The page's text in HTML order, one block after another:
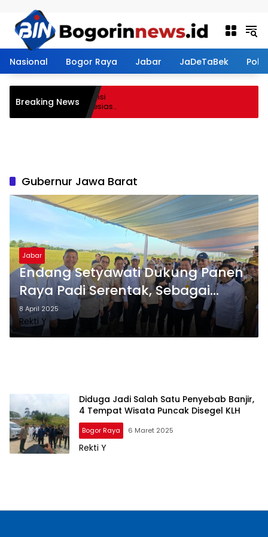
Nasional Bogor Raya Jabar JaDeTaBek
Breaking News
Perkuat Kompetensi
Lalubi Untuk Apresiasi
Gubernur Jawa Barat
Jabar
Endang Setyawati Dukung Panen
Raya Padi Serentak, Sebagai
Komitmen Bersama Wujudkan
Ketahanan Pangan
8 April 2025
Rekti Y
Diduga Jadi Salah Satu Penyebab Banjir,
4 Tempat Wisata Puncak Disegel KLH
Bogor Raya 6 Maret 2025
Rekti Y